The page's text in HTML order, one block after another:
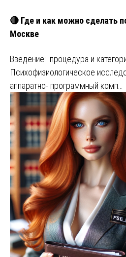
🔴 Где и как можно сделать
Москве
Введение: процедура и
Психофизиологическое
аппаратно- программный комп…